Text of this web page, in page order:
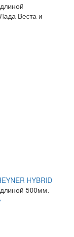
Веста и
HYBRID
длиной 500мм.